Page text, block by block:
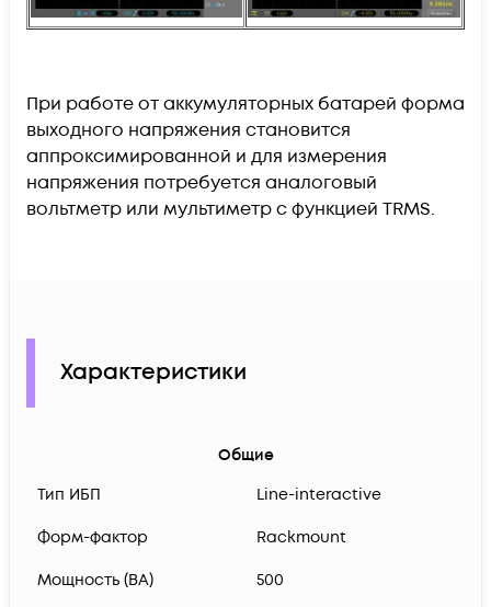
При работе от аккумуляторных батарей форма
выходного напряжения становится
аппроксимированной и для измерения
напряжения потребуется аналоговый
вольтметр или мультиметр с функцией TRMS.
Характеристики
Общие
Тип ИБП
Line-interactive
Форм-фактор Rackmount
Мощность (ВА) 500